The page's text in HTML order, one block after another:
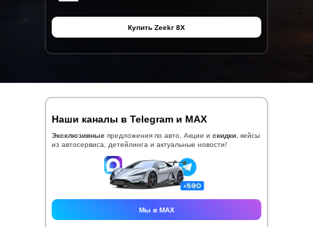
Купить Zeekr 8X
Эксклюзивные предложения по авто, Акции и скидки , кейсы
из автосервиса, детейлинга и актуальные новости!
Наши каналы в Telegram и MAX
Мы в MAX